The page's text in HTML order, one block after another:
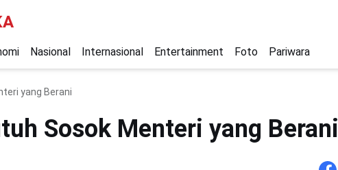
Nasional Internasional Entertainment Foto Pariwara
yang Berani
Sosok Menteri yang Berani